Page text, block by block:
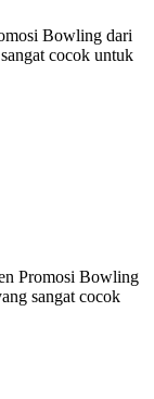
Bowling dari
cocok untuk
Promosi Bowling
sangat cocok